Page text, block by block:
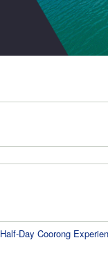
Half-Day Coorong